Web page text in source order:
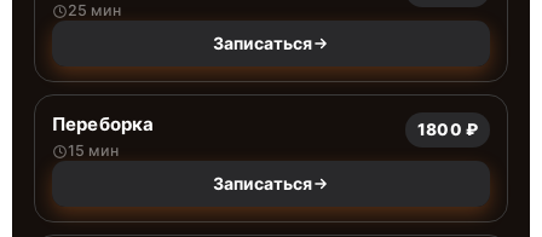
25 мин
Записаться
Переборка
15 мин
1800 ₽
Записаться